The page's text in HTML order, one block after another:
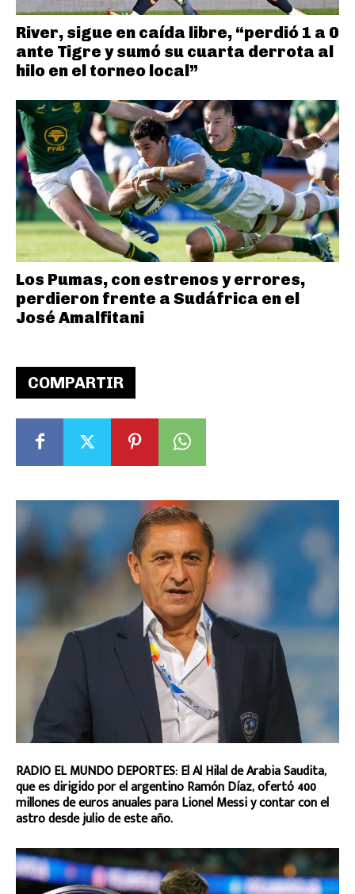
COMPARTIR
RADIO EL MUNDO DEPORTES: El Al Hilal de Arabia Saudita,
que es dirigido por el argentino Ramón Díaz, ofertó 400
millones de euros anuales para Lionel Messi y contar con el
astro desde julio de este año.
River, sigue en caída libre, “perdió 1 a 0
ante Tigre y sumó su cuarta derrota al
hilo en el torneo local”
Los Pumas, con estrenos y errores,
perdieron frente a Sudáfrica en el
José Amalfitani